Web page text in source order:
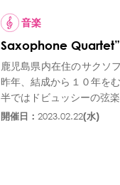
音楽
Saxophone
鹿児島県内在住のサクソ
昨年、結成から１０年を
半ではドビュッシーの弦
開催日： 2023.02.22(水)